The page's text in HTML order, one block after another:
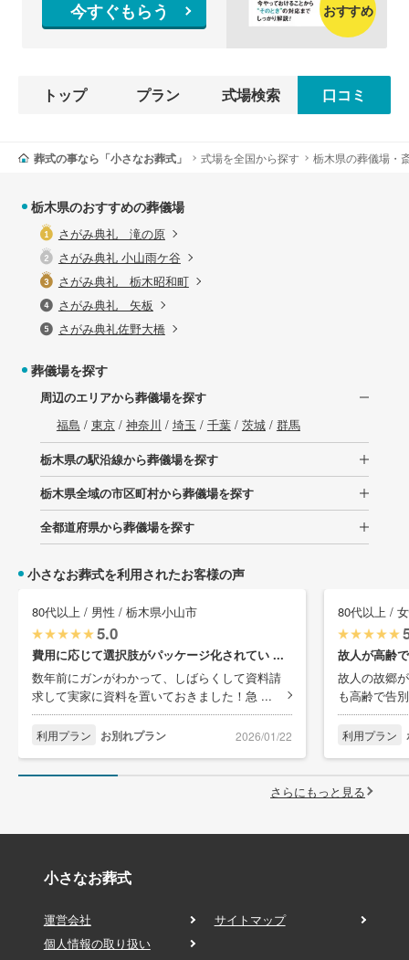
今すぐもらう おすすめ
トップ プラン 式場検索 口コミ
葬式の事なら「小さなお葬式」 式場を全国から探す 栃木県の葬儀場・
栃木県のおすすめの葬儀場
さがみ典礼 滝の原
さがみ典礼 小山雨ケ谷
さがみ典礼 栃木昭和町
さがみ典礼 矢板
さがみ典礼佐野大橋
葬儀場を探す
周辺のエリアから葬儀場を探す
福島 / 東京/ 神奈川 / 埼玉 / 千葉/ 茨城/ 群馬
栃木県の駅沿線から葬儀場を探す
栃木県全域の市区町村から葬儀場を探す
全都道府県から葬儀場を探す
小さなお葬式を利用されたお客様の声
80代以上 / 男性 / 栃木県小山市
5.0
費用に応じて選択肢がパッケージ化されてい ...
数年前にガンがわかって、しばらくして資料請
求して実家に資料を置いておきました！急 ...
利用プラン お別れプラン 2026/01/22
80代以上 /
故人が高齢
故人の故郷
も高齢で告
利用プラン
さらにもっと見る
小さなお葬式
運営会社
サイトマップ
個人情報の取り扱い